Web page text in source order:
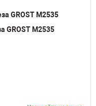
GROST M2535